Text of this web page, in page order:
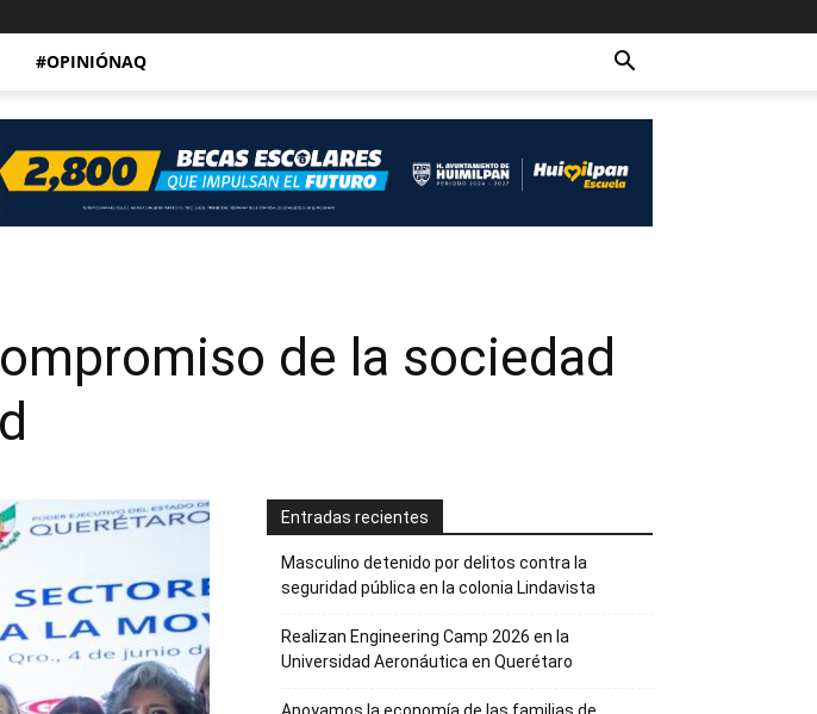
#OPINIÓNAQ
de la sociedad
Entradas recientes
Masculino detenido por delitos contra la
seguridad pública en la colonia Lindavista
Realizan Engineering Camp 2026 en la
Universidad Aeronáutica en Querétaro